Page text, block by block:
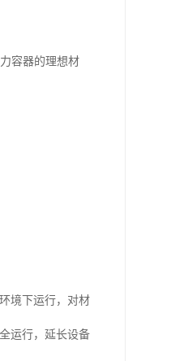
容器的理想材
境下运行，对材
运行，延长设备